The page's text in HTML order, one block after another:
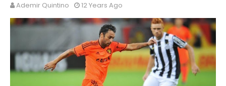
Ademir Quintino 12 Years Ago